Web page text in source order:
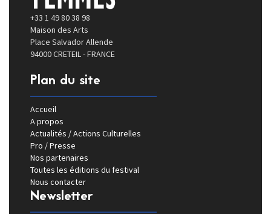
+33 1 49 80 38 98
Maison des Arts
Place Salvador Allende
94000 CRETEIL - FRANCE
Plan du site
Accueil
A propos
Actualités / Actions Culturelles
Pro / Presse
Nos partenaires
Toutes les éditions du festival
Nous contacter
Newsletter